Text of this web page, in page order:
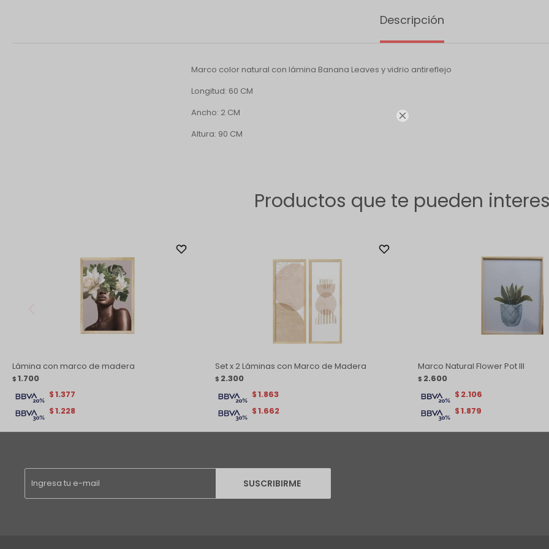

Descripción
Marco color natural con lámina Banana Leaves y vidrio antireflejo
Longitud: 60 CM
Ancho: 2 CM
Altura: 90 CM
Productos que te pueden
Lámina con marco de madera
$ 1.700
$1.228
$1.377
Set x 2 Láminas con Marco de Madera
$ 2.300
$1.662
$1.863
Marco Natural Flower Pot lll
$ 2.600
$1.879
$ 2.106
SUSCRIBIRME